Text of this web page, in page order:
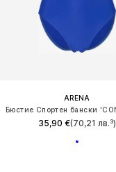
ARENA
35,90 €(70,21 лв.³)